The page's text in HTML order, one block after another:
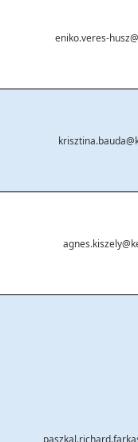
eniko.veres-